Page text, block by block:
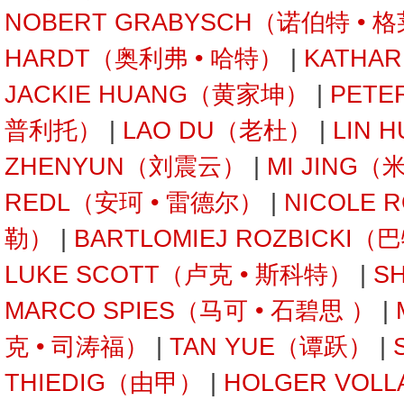
NOBERT GRABYSCH（诺伯特 •
HARDT（奥利弗 • 哈特）
JACKIE HUANG（黄家坤）
普利托）
LAO DU（老杜）
LIN
ZHENYUN（刘震云）
MI JING（
REDL（安珂 • 雷德尔）
NICOLE
勒）
BARTLOMIEJ ROZBICKI（
LUKE SCOTT（卢克 • 斯科特）
MARCO SPIES（马可 • 石碧思 ）
克 • 司涛福）
TAN YUE（谭跃）
THIEDIG（由甲）
HOLGER